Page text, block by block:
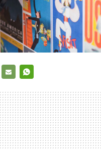
MAIL